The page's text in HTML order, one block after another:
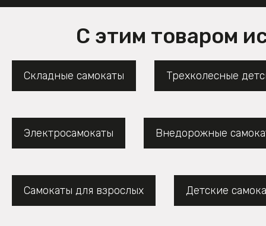
С этим товаром
Складные самокаты Трехколесные
Электросамокаты Внедорожные
Самокаты для взрослых Детские